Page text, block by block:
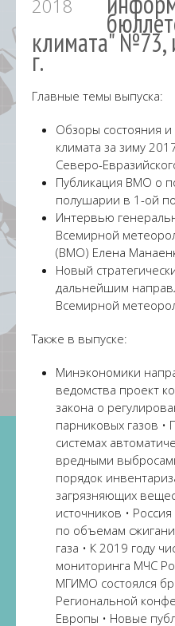
2018
климата"
г.
Главные темы выпуска:
Обзоры состояния
климата за зиму
Северо-
Публикация ВМО о
полушарии в 1-ой
Интервью
Всемирной
(ВМО) Елена
Новый
дальнейшим
Всемирной
Также в выпуске:
Минэкономики
ведомства проект
закона о
парниковых газов •
системах
вредными
порядок
загрязняющих
источников •
по объемам
газа • К 2019 году
мониторинга МЧС
МГИМО состоялся
Региональной
Европы • Новые